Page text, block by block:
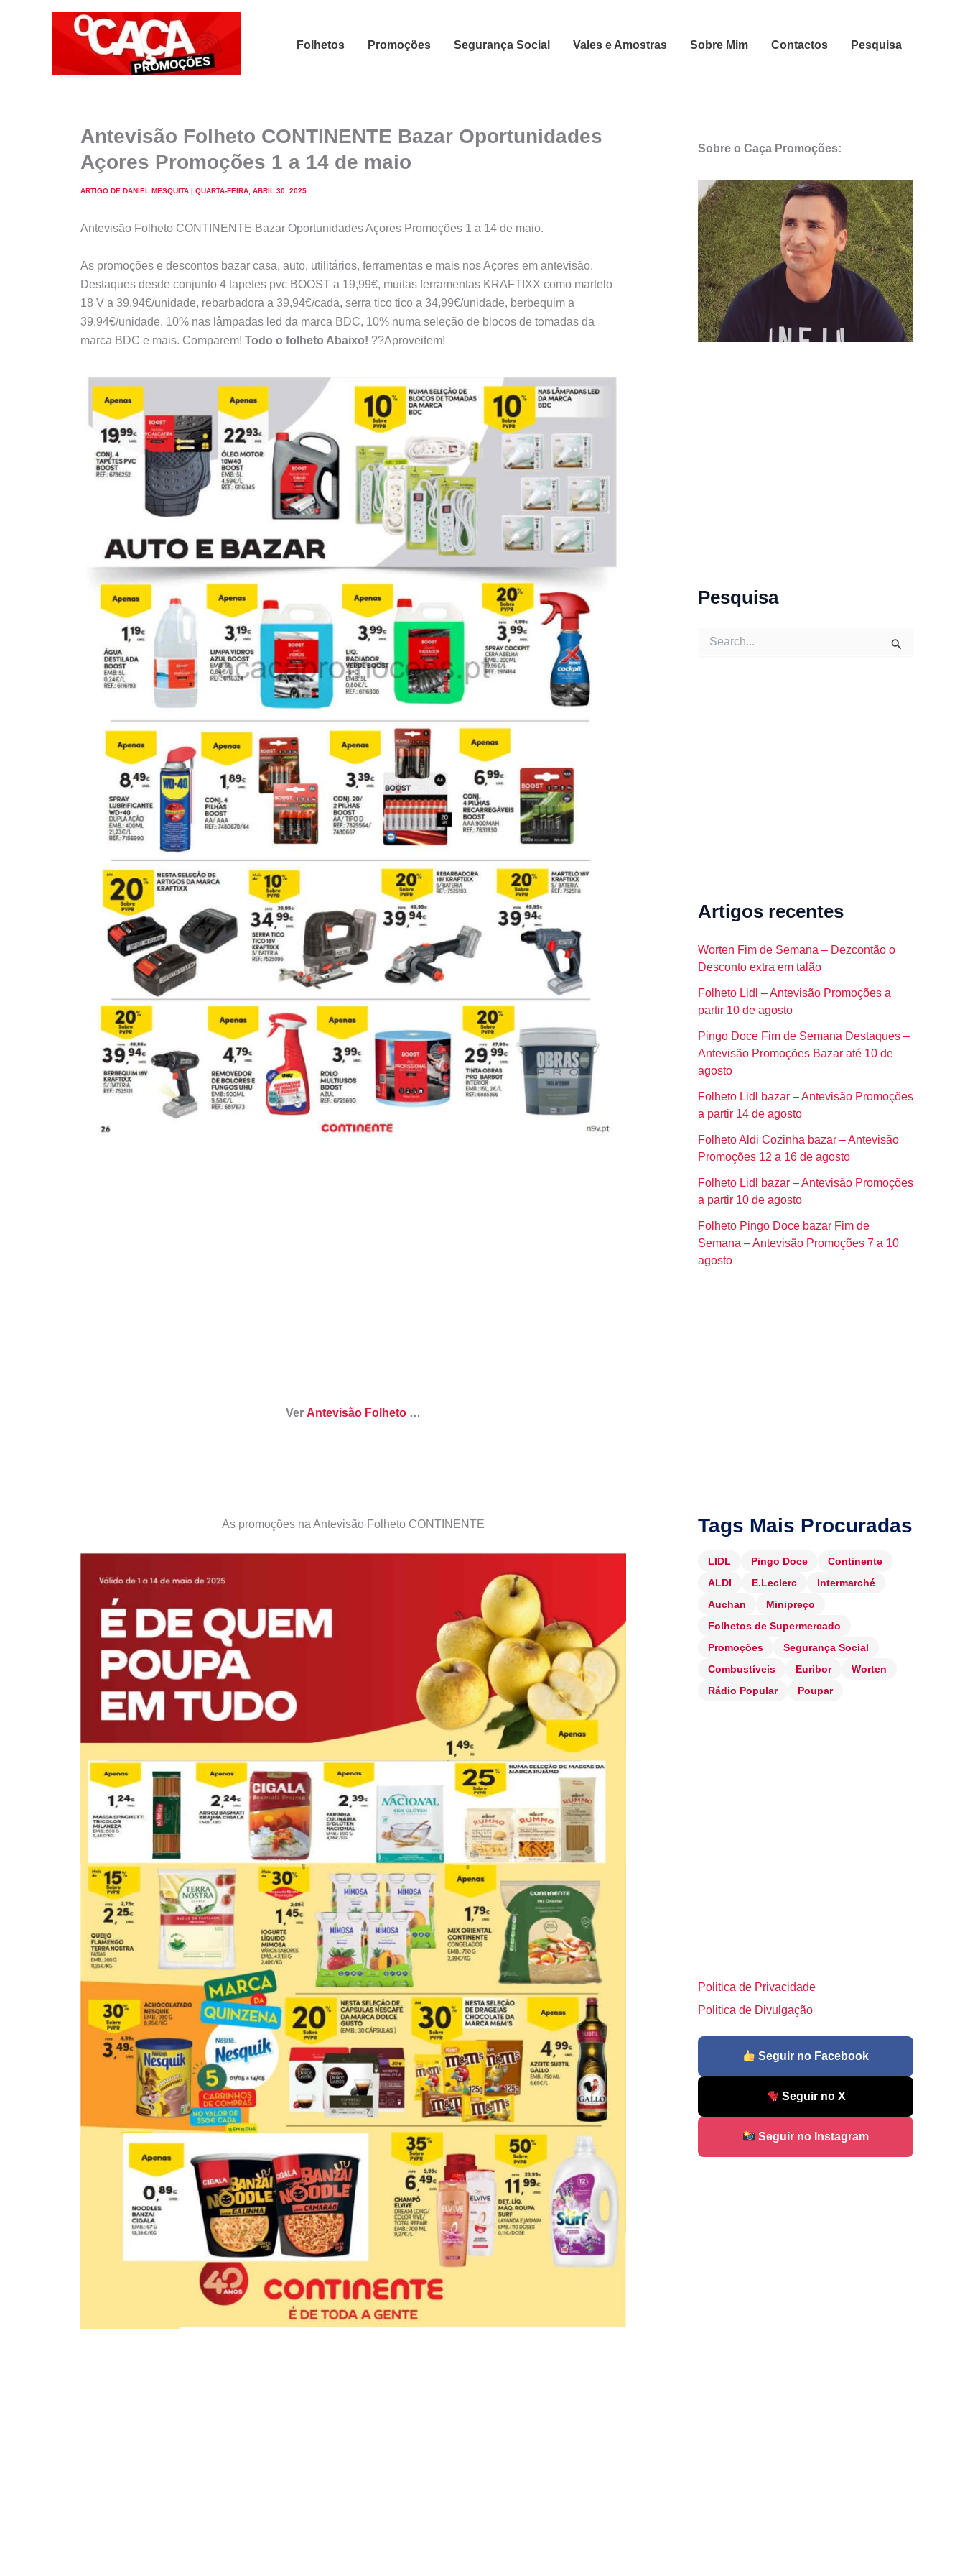
Folhetos Promoções Segurança Social Vales e Amostras Sobre Mim Contactos Pesquisa
Antevisão Folheto CONTINENTE Bazar Oportunidades
Açores Promoções 1 a 14 de maio
ARTIGO DE DANIEL MESQUITA | QUARTA-FEIRA, ABRIL 30, 2025
Antevisão Folheto CONTINENTE Bazar Oportunidades Açores Promoções 1 a 14 de maio.
As promoções e descontos bazar casa, auto, utilitários, ferramentas e mais nos Açores em antevisão.
Destaques desde conjunto 4 tapetes pvc BOOST a 19,99€, muitas ferramentas KRAFTIXX como martelo
18 V a 39,94€/unidade, rebarbadora a 39,94€/cada, serra tico tico a 34,99€/unidade, berbequim a
39,94€/unidade. 10% nas lâmpadas led da marca BDC, 10% numa seleção de blocos de tomadas da
marca BDC e mais. Comparem! Todo o folheto Abaixo! ??Aproveitem!
Ver Antevisão Folheto …
As promoções na Antevisão Folheto CONTINENTE
Sobre o Caça Promoções:
Pesquisa
Artigos recentes
Worten Fim de Semana – Dezcontão o
Desconto extra em talão
Folheto Lidl – Antevisão Promoções a
partir 10 de agosto
Pingo Doce Fim de Semana Destaques –
Antevisão Promoções Bazar até 10 de
agosto
Folheto Lidl bazar – Antevisão Promoções
a partir 14 de agosto
Folheto Aldi Cozinha bazar – Antevisão
Promoções 12 a 16 de agosto
Folheto Lidl bazar – Antevisão Promoções
a partir 10 de agosto
Folheto Pingo Doce bazar Fim de
Semana – Antevisão Promoções 7 a 10
agosto
Tags Mais Procuradas
LIDL Pingo Doce
Continente
ALDI
E.Leclerc
Intermarché
Auchan
Minipreço
Folhetos de Supermercado
Promoções
Segurança Social
Combustíveis
Euribor
Worten
Rádio Popular
Poupar
Politica de Privacidade
Politica de Divulgação
Seguir no Facebook
Seguir no X
Seguir no Instagram